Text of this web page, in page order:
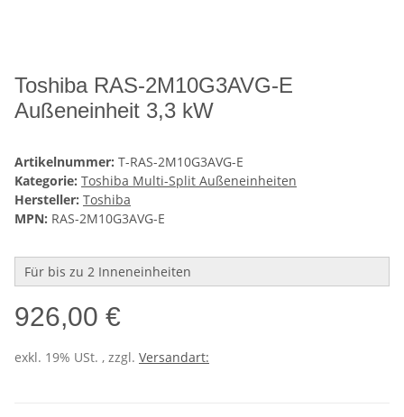
Toshiba RAS-2M10G3AVG-E
Außeneinheit 3,3 kW
Artikelnummer: T-RAS-2M10G3AVG-E
Kategorie: Toshiba Multi-Split Außeneinheiten
Hersteller: Toshiba
MPN: RAS-2M10G3AVG-E
Für bis zu 2 Inneneinheiten
926,00 €
exkl. 19% USt. , zzgl. Versandart: